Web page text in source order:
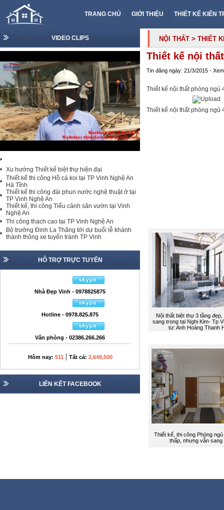
TRANG CHỦ GIỚI THIỆU THIẾT KẾ KIẾN
VIDEO CLIPS
Xu hướng Thiết kế biệt thự hiện đại
Thiết kế thi công Hồ cá koi tại TP Vinh Nghệ An
Hà Tĩnh
Thiết kế thi công đài phun nước nghệ thuật ở tại
TP Vinh Nghệ An
Thiết kế, thi công Tiểu cảnh sân vườn tại Vinh
Nghệ An
Thi công thạch cao tại TP Vinh Nghệ An
Bộ trưởng Đinh La Thăng tới dự buổi lễ khánh
thành thông xe tuyến tránh TP Vinh
HỖ TRỢ TRỰC TUYẾN
Nhà Đẹp Vinh - 0978825875
Hotline - 0978.825.875
Văn phòng - 02386.266.266
Hôm nay: 511 | Tất cả: 2,649,500
LIÊN KẾT FACEBOOK
NỘI THẤT > THIẾT
Thiết kế nội
Tin đăng ngày: 21/3/2015 -
Thiết kế nội thất phòng ngủ
Thiết kế nội thất phòng ngủ
Nội thất biệt thự 3 tầng đẹp,
sang trọng tại Nghi Kim- Tp
tư: Anh Hoàng Thanh
Thiết kế, thi công Phòng
thấp, nhưng vẫn sang